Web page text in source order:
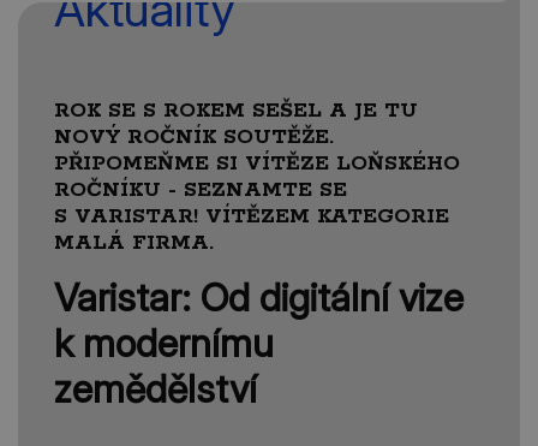
ROK SE S ROKEM SEŠEL A JE TU
NOVÝ ROČNÍK SOUTĚŽE.
PŘIPOMEŇME SI VÍTĚZE LOŇSKÉHO
ROČNÍKU - SEZNAMTE SE
S VARISTAR! VÍTĚZEM KATEGORIE
MALÁ FIRMA.
Varistar: Od digitální vize
k modernímu
zemědělství